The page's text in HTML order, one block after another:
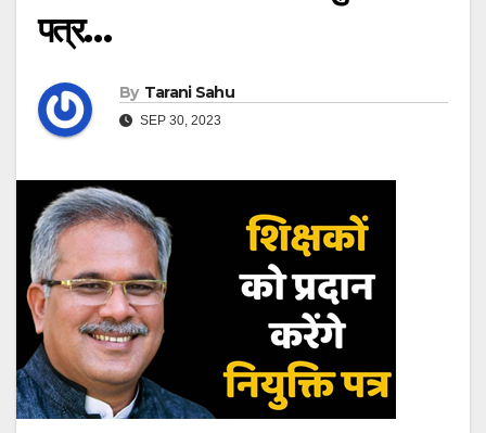
पत्र…
By Tarani Sahu
SEP 30, 2023